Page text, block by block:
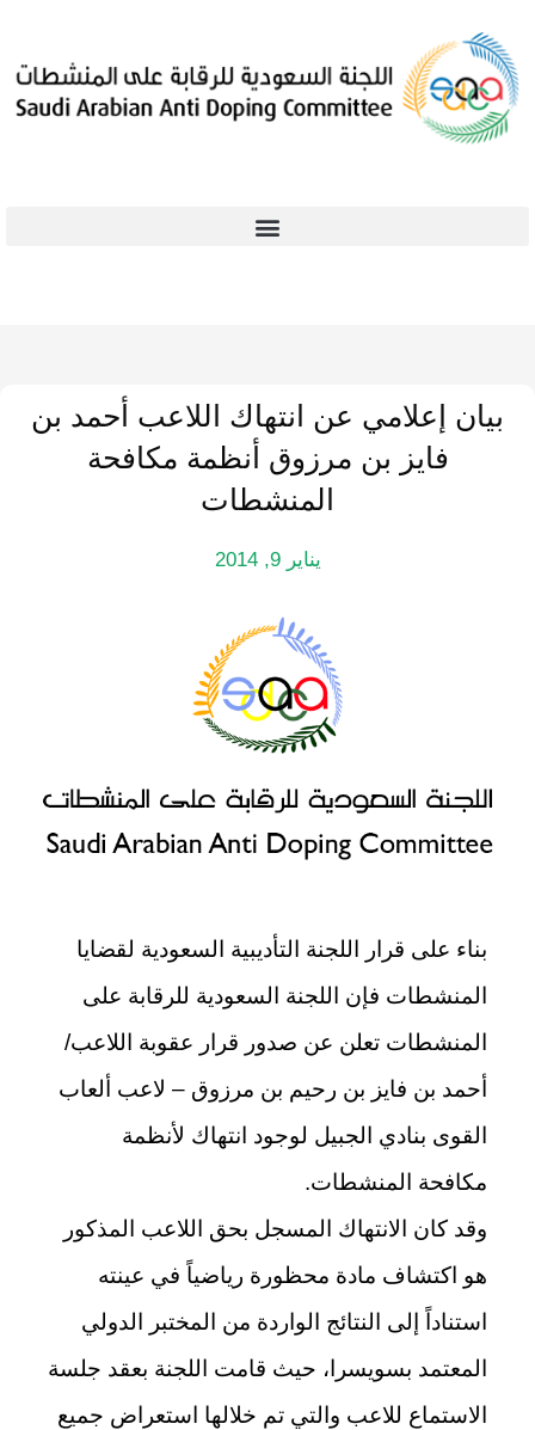
بيان إعلامي عن انتهاك اللاعب أحمد بن
فايز بن مرزوق أنظمة مكافحة
المنشطات
يناير 9, 2014
بناء على قرار اللجنة التأديبية السعودية لقضايا
المنشطات فإن اللجنة السعودية للرقابة على
المنشطات تعلن عن صدور قرار عقوبة اللاعب/
أحمد بن فايز بن رحيم بن مرزوق – لاعب ألعاب
القوى بنادي الجبيل لوجود انتهاك لأنظمة
مكافحة المنشطات.
وقد كان الانتهاك المسجل بحق اللاعب المذكور
هو اكتشاف مادة محظورة رياضياً في عينته
استناداً إلى النتائج الواردة من المختبر الدولي
المعتمد بسويسرا، حيث قامت اللجنة بعقد جلسة
الاستماع للاعب والتي تم خلالها استعراض جميع